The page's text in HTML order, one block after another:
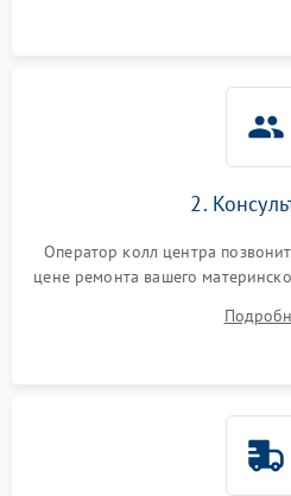
2.
Оператор колл центра
цене ремонта вашего